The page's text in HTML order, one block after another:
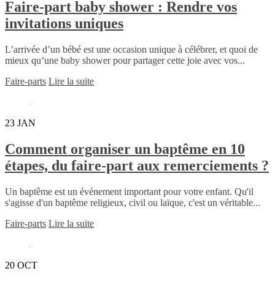
Faire-part baby shower : Rendre vos
invitations uniques
L’arrivée d’un bébé est une occasion unique à célébrer, et quoi de
mieux qu’une baby shower pour partager cette joie avec vos...
Faire-parts Lire la suite
23 JAN
Comment organiser un baptême en 10
étapes, du faire-part aux remerciements ?
Un baptême est un événement important pour votre enfant. Qu'il
s'agisse d'un baptême religieux, civil ou laïque, c'est un véritable...
Faire-parts Lire la suite
20 OCT